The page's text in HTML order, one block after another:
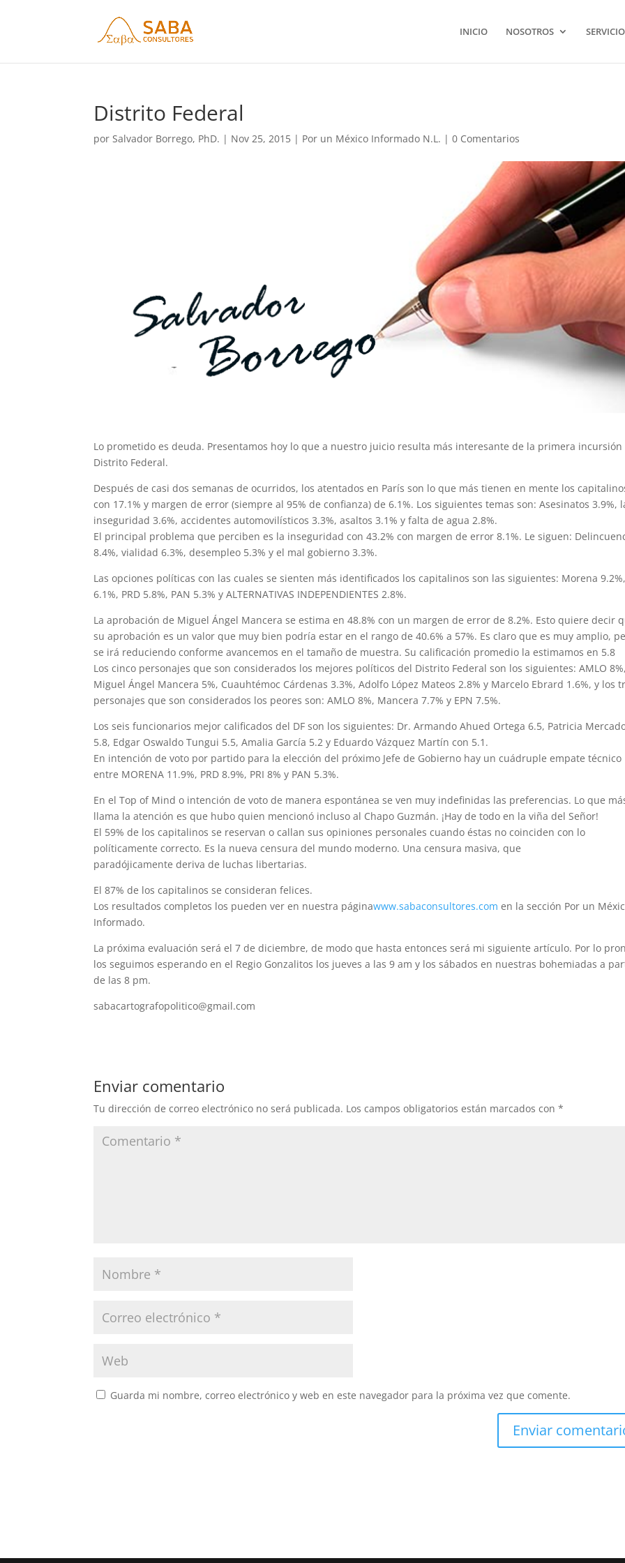
INICIO NOSOTROS
Distrito Federal
porSalvador Borrego, PhD. | Nov 25, 2015 | Por un México Informado N.L. |0 Comentarios
Lo prometido es deuda. Presentamos hoy lo que a nuestro juicio resulta más interesante de la primera incursión
Distrito Federal.
Después de casi dos semanas de ocurridos, los atentados en París son lo que más tienen en mente los
con 17.1% y margen de error (siempre al 95% de confianza) de 6.1%. Los siguientes temas son: Asesinatos 3.9%,
inseguridad 3.6%, accidentes automovilísticos 3.3%, asaltos 3.1% y falta de agua 2.8%.
El principal problema que perciben es la inseguridad con 43.2% con margen de error 8.1%. Le siguen:
8.4%, vialidad 6.3%, desempleo 5.3% y el mal gobierno 3.3%.
Las opciones políticas con las cuales se sienten más identificados los capitalinos son las siguientes: Morena 9.2%,
6.1%, PRD 5.8%, PAN 5.3% y ALTERNATIVAS INDEPENDIENTES 2.8%.
La aprobación de Miguel Ángel Mancera se estima en 48.8% con un margen de error de 8.2%. Esto quiere decir
su aprobación es un valor que muy bien podría estar en el rango de 40.6% a 57%. Es claro que es muy amplio,
se irá reduciendo conforme avancemos en el tamaño de muestra. Su calificación promedio la estimamos en 5.8
Los cinco personajes que son considerados los mejores políticos del Distrito Federal son los siguientes: AMLO 8%,
Miguel Ángel Mancera 5%, Cuauhtémoc Cárdenas 3.3%, Adolfo López Mateos 2.8% y Marcelo Ebrard 1.6%, y los
personajes que son considerados los peores son: AMLO 8%, Mancera 7.7% y EPN 7.5%.
Los seis funcionarios mejor calificados del DF son los siguientes: Dr. Armando Ahued Ortega 6.5, Patricia
5.8, Edgar Oswaldo Tungui 5.5, Amalia García 5.2 y Eduardo Vázquez Martín con 5.1.
En intención de voto por partido para la elección del próximo Jefe de Gobierno hay un cuádruple empate técnico
entre MORENA 11.9%, PRD 8.9%, PRI 8% y PAN 5.3%.
En el Top of Mind o intención de voto de manera espontánea se ven muy indefinidas las preferencias. Lo que
llama la atención es que hubo quien mencionó incluso al Chapo Guzmán. ¡Hay de todo en la viña del Señor!
El 59% de los capitalinos se reservan o callan sus opiniones personales cuando éstas no coinciden con lo
políticamente correcto. Es la nueva censura del mundo moderno. Una censura masiva, que
paradójicamente deriva de luchas libertarias.
El 87% de los capitalinos se consideran felices.
Los resultados completos los pueden ver en nuestra páginawww.sabaconsultores.com en la sección Por un
Informado.
La próxima evaluación será el 7 de diciembre, de modo que hasta entonces será mi siguiente artículo. Por lo
los seguimos esperando en el Regio Gonzalitos los jueves a las 9 am y los sábados en nuestras bohemiadas a
de las 8 pm.
sabacartografopolitico@gmail.com
Enviar comentario
Tu dirección de correo electrónico no será publicada. Los campos obligatorios están marcados con*
Guarda mi nombre, correo electrónico y web en este navegador para la próxima vez que comente.